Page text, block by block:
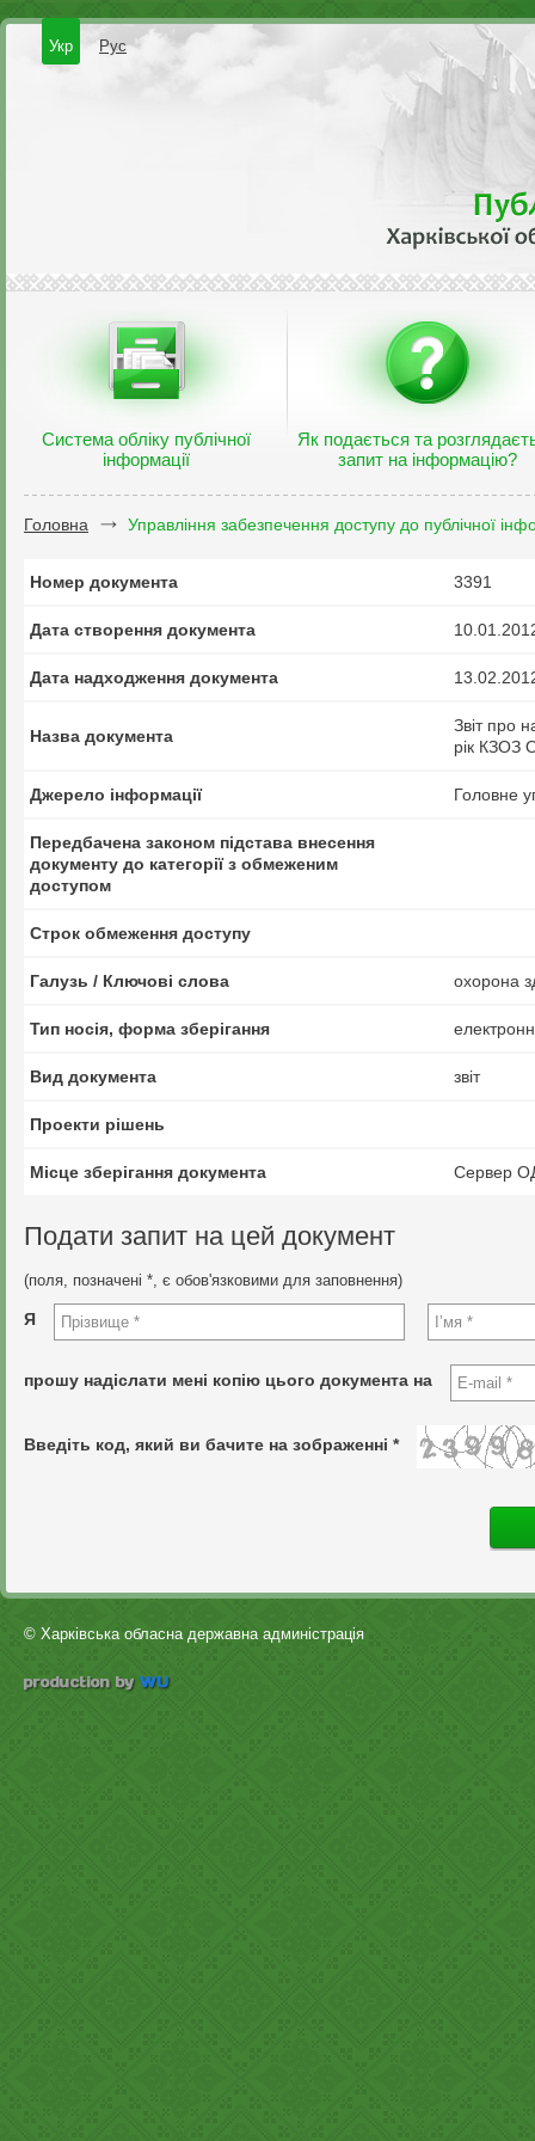
Укр Рус
Система обліку публічної
інформації
Як подається та
запит на інформацію?
Головна Управління забезпечення доступу до публічної
Номер документа 3391
Дата створення документа
Дата надходження документа
Назва документа
Звіт про
рік КЗОЗ
Джерело інформації Головне
Передбачена законом підстава внесення
документу до категорії з обмеженим
доступом
Строк обмеження доступу
Галузь / Ключові слова охорона
Тип носія, форма зберігання
Вид документа звіт
Проекти рішень
Місце зберігання документа Сервер
Подати запит на цей документ
(поля, позначені *, є обов'язковими для заповнення)
Я
прошу надіслати мені копію цього документа на
Введіть код, який ви бачите на зображенні *
© Харківська обласна державна админістрація